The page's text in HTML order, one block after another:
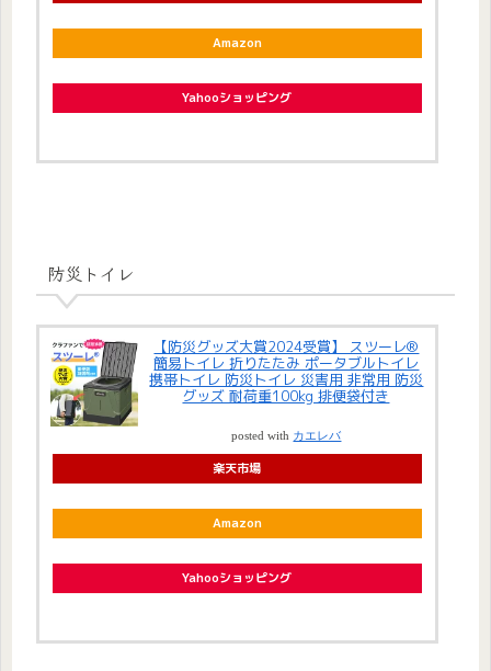
Amazon
Yahooショッピング
防災トイレ
【防災グッズ大賞2024受賞】 スツーレ®
簡易トイレ 折りたたみ ポータブルトイレ
携帯トイレ 防災トイレ 災害用 非常用 防災
グッズ 耐荷重100kg 排便袋付き
posted with カエレバ
楽天市場
Amazon
Yahooショッピング